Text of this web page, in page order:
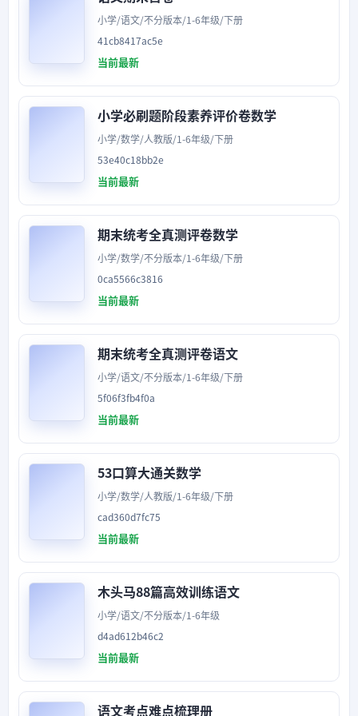
小学/语文/不分版本/1-6年级/下册
41cb8417ac5e
当前最新
小学必刷题阶段素养评价卷数学
小学/数学/人教版/1-6年级/下册
53e40c18bb2e
当前最新
期末统考全真测评卷数学
小学/数学/不分版本/1-6年级/下册
0ca5566c3816
当前最新
期末统考全真测评卷语文
小学/语文/不分版本/1-6年级/下册
5f06f3fb4f0a
当前最新
53口算大通关数学
小学/数学/人教版/1-6年级/下册
cad360d7fc75
当前最新
木头马88篇高效训练语文
小学/语文/不分版本/1-6年级
d4ad612b46c2
当前最新
语文考点难点梳理册